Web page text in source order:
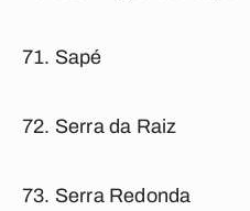
Sapé
Serra da Raiz
Serra Redonda